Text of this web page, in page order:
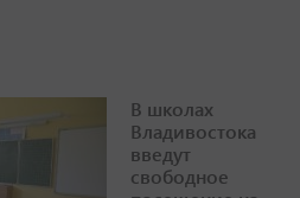
В школах
Владивостока
введут
свободное